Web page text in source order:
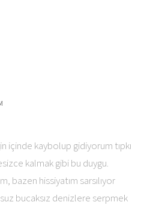
içinde kaybolup gidiyorum tıpkı
kalmak gibi bu duygu.
bazen hissiyatım sarsılıyor
bucaksız denizlere serpmek